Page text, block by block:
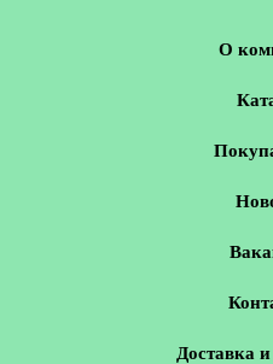
О
Доставка